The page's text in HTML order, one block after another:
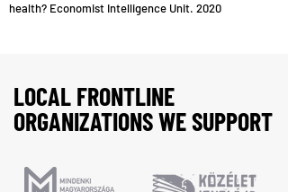
health? Economist Intelligence Unit. 2020
LOCAL FRONTLINE
ORGANIZATIONS WE SUPPORT